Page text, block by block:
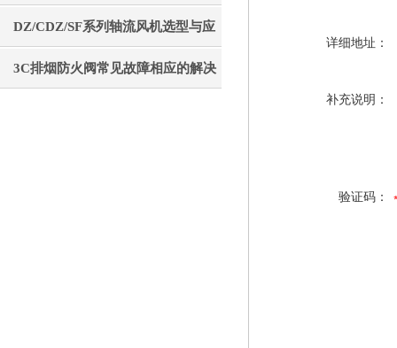
选？静音节能使用寿命长
DZ/CDZ/SF系列轴流风机选型与应
用指南
3C排烟防火阀常见故障相应的解决
详细地址：
补充说明：
验证码：